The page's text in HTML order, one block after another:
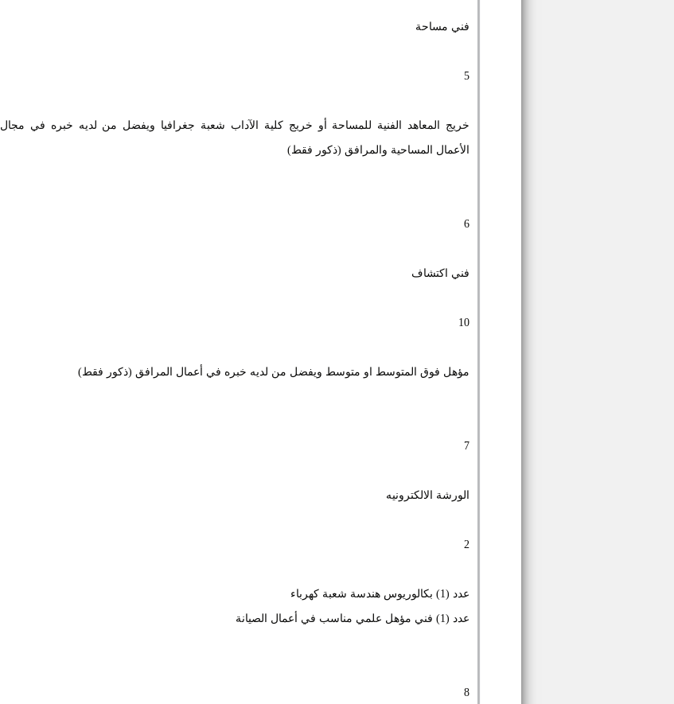
فني مساحة
5
خريج المعاهد الفنية للمساحة أو خريج كلية الآداب شعبة جغرافيا ويفضل من لديه خبره في مجال
الأعمال المساحية والمرافق (ذكور فقط)
6
فني اكتشاف
10
مؤهل فوق المتوسط او متوسط ويفضل من لديه خبره في أعمال المرافق (ذكور فقط)
7
الورشة الالكترونيه
2
عدد (1) بكالوريوس هندسة شعبة كهرباء
عدد (1) فني مؤهل علمي مناسب في أعمال الصيانة
8